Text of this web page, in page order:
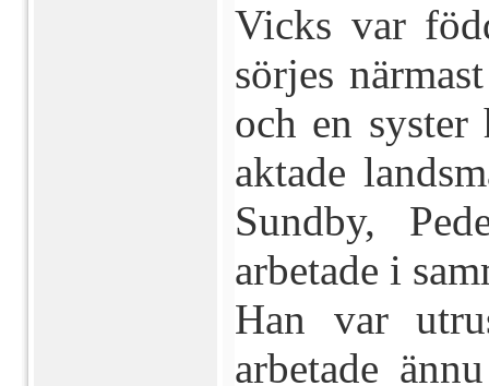
Vicks var
sörjes
och en syster
aktade
Sundby,
arbetade i
Han var
arbetade